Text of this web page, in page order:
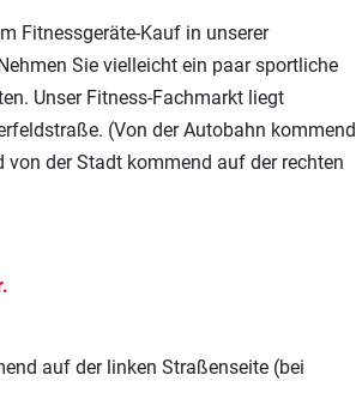
Fitnessgeräte-Kauf in unserer
Sie vielleicht ein paar sportliche
Unser Fitness-Fachmarkt liegt
(Von der Autobahn kommend
der Stadt kommend auf der rechten
auf der linken Straßenseite (bei